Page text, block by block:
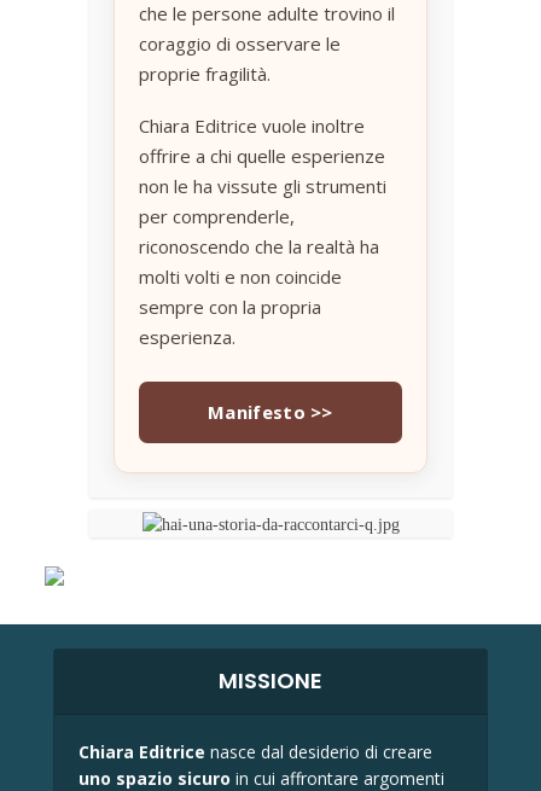
che le persone adulte trovino il
coraggio di osservare le
proprie fragilità.
Chiara Editrice vuole inoltre
offrire a chi quelle esperienze
non le ha vissute gli strumenti
per comprenderle,
riconoscendo che la realtà ha
molti volti e non coincide
sempre con la propria
esperienza.
Manifesto >>
MISSIONE
Chiara Editrice nasce dal desiderio di creare
uno spazio sicuro in cui affrontare argomenti